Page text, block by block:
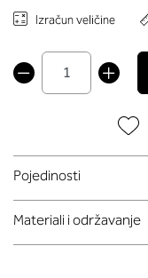
Izračun veličine
Pojedinosti
Materiali i održavanje